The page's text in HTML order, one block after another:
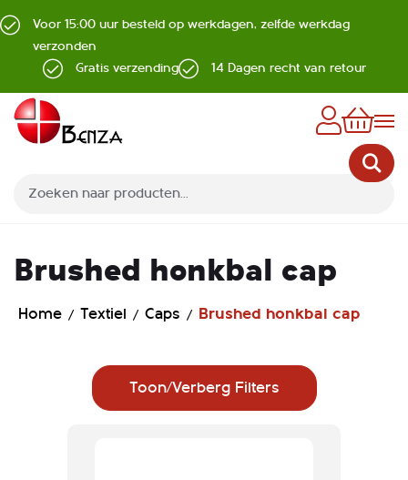
Voor 15:00 uur besteld op werkdagen, zelfde werkdag
verzonden
Gratis verzending
14 Dagen recht van retour
Brushed honkbal cap
Home Textiel Caps Brushed honkbal cap
Toon/Verberg Filters